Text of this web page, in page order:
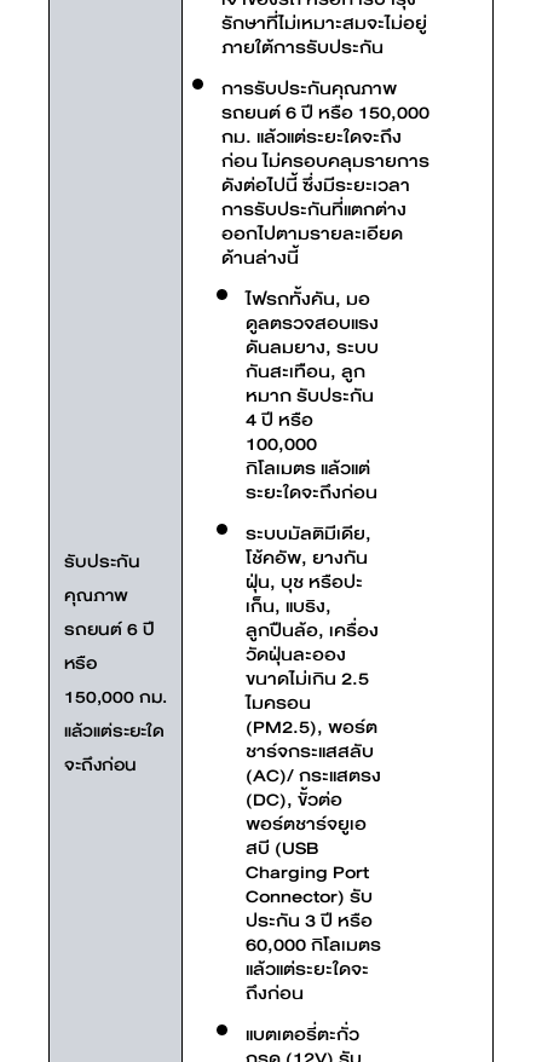
รับประกัน
คุณภาพ
รถยนต์ 6 ปี
หรือ
150,000 กม.
แล้วแต่ระยะใด
จะถึงก่อน
รักษาที่ไม่เหมาะสมจะไม่อยู่
ภายใต้การรับประกัน
การรับประกันคุณภาพ
รถยนต์ 6 ปี หรือ 150,000
กม. แล้วแต่ระยะใดจะถึง
ก่อน ไม่ครอบคลุมรายการ
ดังต่อไปนี้ ซึ่งมีระยะเวลา
การรับประกันที่แตกต่าง
ออกไปตามรายละเอียด
ด้านล่างนี้
ไฟรถทั้งคัน, มอ
ดูลตรวจสอบแรง
ดันลมยาง, ระบบ
กันสะเทือน, ลูก
หมาก รับประกัน
4 ปี หรือ
100,000
กิโลเมตร แล้วแต่
ระยะใดจะถึงก่อน
ระบบมัลติมีเดีย,
โช้คอัพ, ยางกัน
ฝุ่น, บุช หรือปะ
เก็น, แบริง,
ลูกปืนล้อ, เครื่อง
วัดฝุ่นละออง
ขนาดไม่เกิน 2.5
ไมครอน
(PM2.5), พอร์ต
ชาร์จกระแสสลับ
(AC)/ กระแสตรง
(DC), ขั้วต่อ
พอร์ตชาร์จยูเอ
สบี (USB
Charging Port
Connector) รับ
ประกัน 3 ปี หรือ
60,000 กิโลเมตร
แล้วแต่ระยะใดจะ
ถึงก่อน
แบตเตอรี่ตะกั่ว